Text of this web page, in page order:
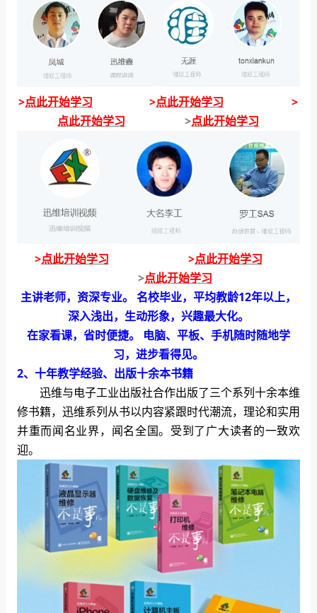
>点此开始学习 >点此开始学习
>
点此开始学习
>点此开始学习
>点此开始学习 >点此开始学习
>点此开始学习
主讲老师，资深专业。 名校毕业，平均教龄12年以上，
深入浅出，生动形象，兴趣最大化。
在家看课，省时便捷。 电脑、平板、手机随时随地学
习，进步看得见。
2、十年教学经验、出版十余本书籍
迅维与电子工业出版社合作出版了三个系列十余本维
修书籍，迅维系列从书以内容紧跟时代潮流，理论和实用
并重而闻名业界，闻名全国。受到了广大读者的一致欢
迎。